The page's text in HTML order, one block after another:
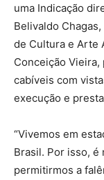
uma Indicação
Belivaldo
de Cultura e Arte
Conceição
cabíveis com
execução e
“Vivemos em
Brasil. Por isso, é
permitirmos a